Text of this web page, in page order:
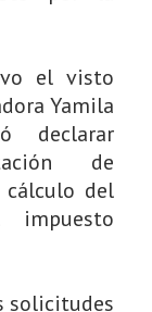
el visto
Yamila
declarar
de
del
solicitudes